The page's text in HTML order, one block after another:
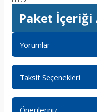
Paket İçeriği
Yorumlar
Taksit Seçenekleri
Önerileriniz